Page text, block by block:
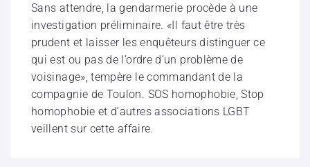
Sans attendre, la gendarmerie procède à une
investigation préliminaire. «Il faut être très
prudent et laisser les enquêteurs distinguer ce
qui est ou pas de l’ordre d’un problème de
voisinage», tempère le commandant de la
compagnie de Toulon. SOS homophobie, Stop
homophobie et d’autres associations LGBT
veillent sur cette affaire.